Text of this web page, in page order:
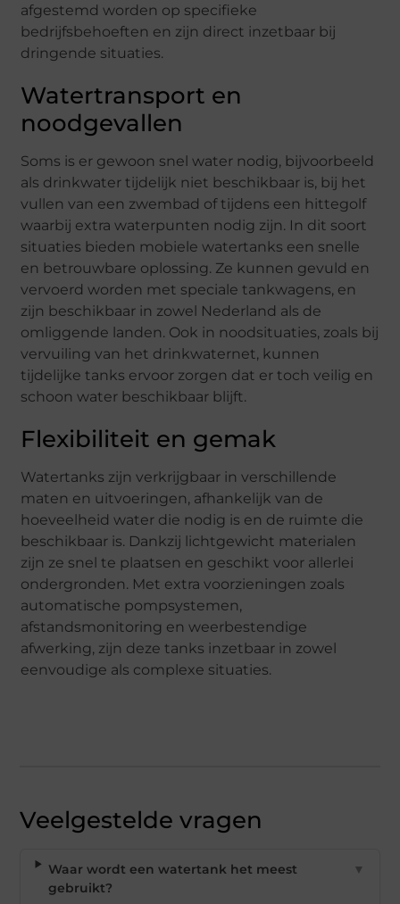
afgestemd worden op specifieke
bedrijfsbehoeften en zijn direct inzetbaar bij
dringende situaties.
Watertransport en
noodgevallen
Soms is er gewoon snel water nodig, bijvoorbeeld
als drinkwater tijdelijk niet beschikbaar is, bij het
vullen van een zwembad of tijdens een hittegolf
waarbij extra waterpunten nodig zijn. In dit soort
situaties bieden mobiele watertanks een snelle
en betrouwbare oplossing. Ze kunnen gevuld en
vervoerd worden met speciale tankwagens, en
zijn beschikbaar in zowel Nederland als de
omliggende landen. Ook in noodsituaties, zoals bij
vervuiling van het drinkwaternet, kunnen
tijdelijke tanks ervoor zorgen dat er toch veilig en
schoon water beschikbaar blijft.
Flexibiliteit en gemak
Watertanks zijn verkrijgbaar in verschillende
maten en uitvoeringen, afhankelijk van de
hoeveelheid water die nodig is en de ruimte die
beschikbaar is. Dankzij lichtgewicht materialen
zijn ze snel te plaatsen en geschikt voor allerlei
ondergronden. Met extra voorzieningen zoals
automatische pompsystemen,
afstandsmonitoring en weerbestendige
afwerking, zijn deze tanks inzetbaar in zowel
eenvoudige als complexe situaties.
Veelgestelde vragen
Waar wordt een watertank het meest
gebruikt?
▼